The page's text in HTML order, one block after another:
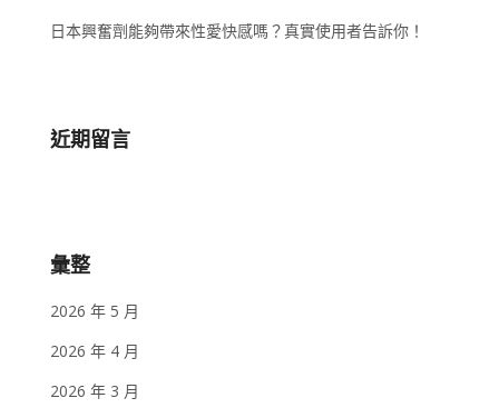
日本興奮劑能夠帶來性愛快感嗎？真實使用者告訴你！
近期留言
彙整
2026 年 5 月
2026 年 4 月
2026 年 3 月